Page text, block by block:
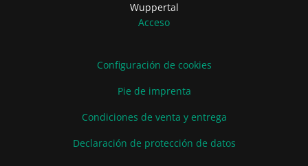
Wuppertal
Acceso
Configuración de cookies
Pie de imprenta
Condiciones de venta y entrega
Declaración de protección de datos